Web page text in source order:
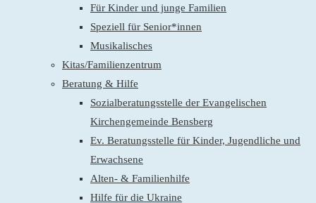
Für Kinder und junge Familien
Speziell für Senior*innen
Musikalisches
Kitas/Familienzentrum
Beratung & Hilfe
Sozialberatungsstelle der Evangelischen
Kirchengemeinde Bensberg
Ev. Beratungsstelle für Kinder, Jugendliche und
Erwachsene
Alten- & Familienhilfe
Hilfe für die Ukraine